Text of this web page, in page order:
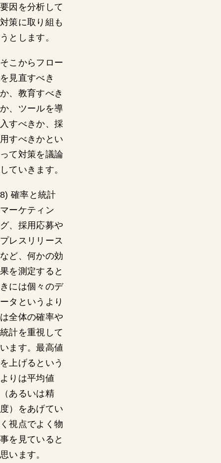
要因を分析して
対策に取り組も
うとします。
そこからフロー
を見直すべき
か、教育すべき
か、ツールを導
入すべきか、採
用すべきかとい
って対策を議論
していきます。
8) 確率と統計
マーケティン
グ、採用応募や
プレスリリース
など、何かの効
果を測定すると
きには個々のデ
ータというより
は全体の確率や
統計を重視して
います。最高値
を上げるという
よりは平均値
（あるいは精
度）をあげてい
く視点でよく物
事を見ていると
思います。